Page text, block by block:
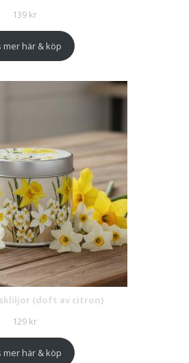
139 kr
mer här & köp
(doft av citron)
129 kr
mer här & köp